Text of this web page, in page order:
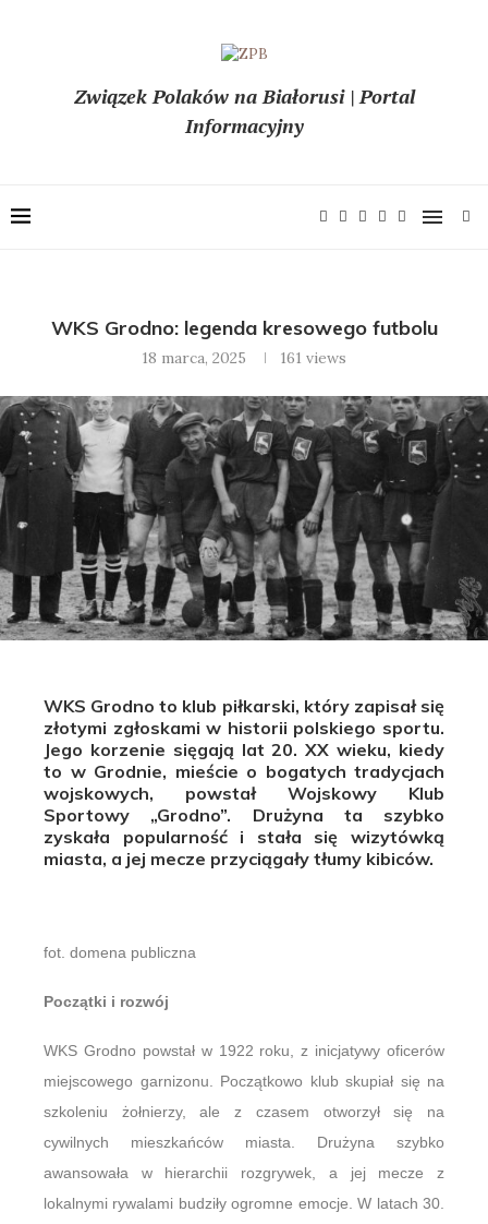
Związek Polaków na Białorusi | Portal
Informacyjny
WKS Grodno: legenda kresowego futbolu
18 marca, 2025 161 views
WKS Grodno to klub piłkarski, który zapisał się
złotymi zgłoskami w historii polskiego sportu.
Jego korzenie sięgają lat 20. XX wieku, kiedy
to w Grodnie, mieście o bogatych tradycjach
wojskowych, powstał Wojskowy Klub
Sportowy „Grodno”. Drużyna ta szybko
zyskała popularność i stała się wizytówką
miasta, a jej mecze przyciągały tłumy kibiców.
fot. domena publiczna
Początki i rozwój
WKS Grodno powstał w 1922 roku, z inicjatywy oficerów
miejscowego garnizonu. Początkowo klub skupiał się na
szkoleniu żołnierzy, ale z czasem otworzył się na
cywilnych mieszkańców miasta. Drużyna szybko
awansowała w hierarchii rozgrywek, a jej mecze z
lokalnymi rywalami budziły ogromne emocje. W latach 30.